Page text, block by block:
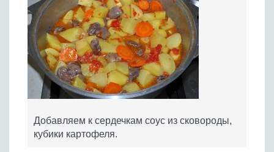
Добавляем к сердечкам соус из сковороды,
кубики картофеля.